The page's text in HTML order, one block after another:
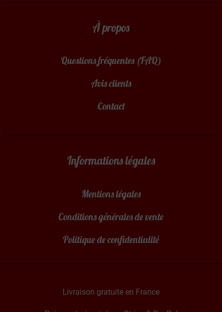
À propos
Questions fréquentes (FAQ)
Avis clients
Contact
Informations légales
Mentions légales
Conditions générales de vente
Politique de confidentialité
Livraison gratuite en France